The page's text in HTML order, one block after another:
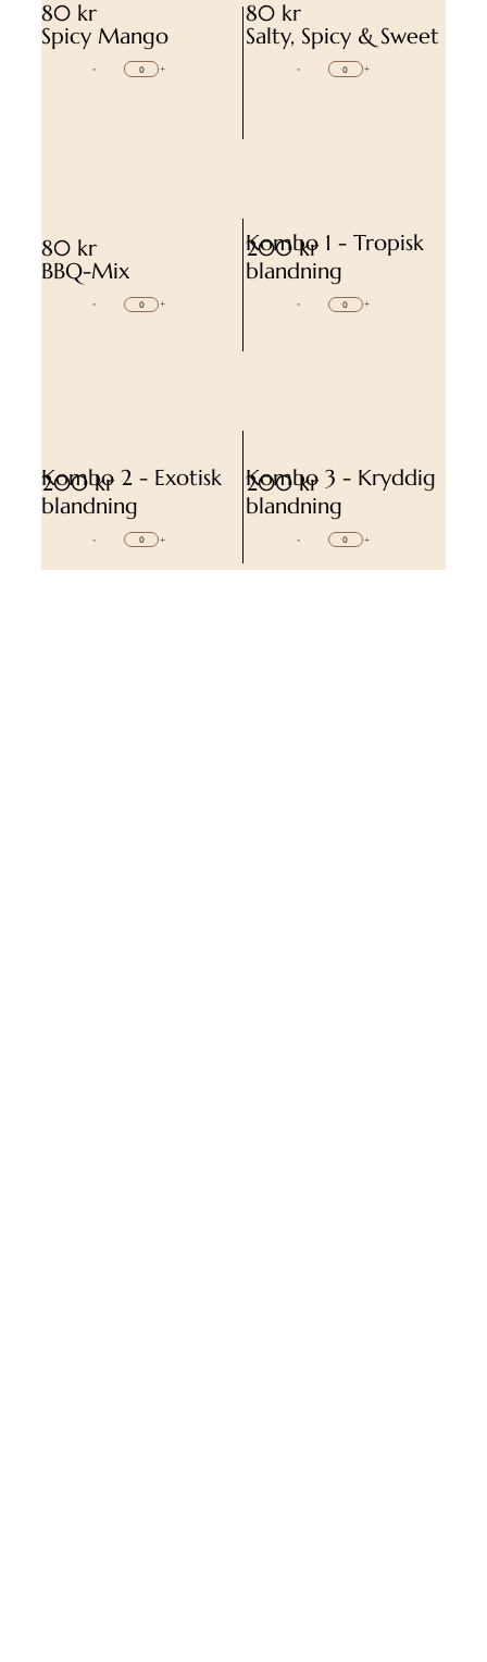
80 kr
Spicy Mango
- +
80 kr
Salty, Spicy & Sweet
- +
80 kr
BBQ-Mix
- +
200 kr
Kombo 1 - Tropisk
blandning
- +
200 kr
Kombo 2 - Exotisk
blandning
- +
200 kr
Kombo 3 - Kryddig
blandning
- +